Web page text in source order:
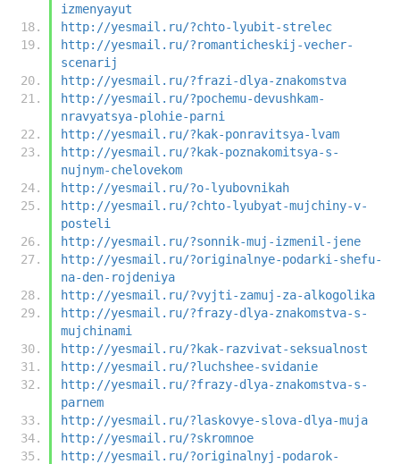
izmenyayut
http://yesmail.ru/?chto-lyubit-strelec
http://yesmail.ru/?romanticheskij-vecher-
scenarij
http://yesmail.ru/?frazi-dlya-znakomstva
http://yesmail.ru/?pochemu-devushkam-
nravyatsya-plohie-parni
http://yesmail.ru/?kak-ponravitsya-lvam
http://yesmail.ru/?kak-poznakomitsya-s-
nujnym-chelovekom
http://yesmail.ru/?o-lyubovnikah
http://yesmail.ru/?chto-lyubyat-mujchiny-v-
posteli
http://yesmail.ru/?sonnik-muj-izmenil-jene
http://yesmail.ru/?originalnye-podarki-shefu-
na-den-rojdeniya
http://yesmail.ru/?vyjti-zamuj-za-alkogolika
http://yesmail.ru/?frazy-dlya-znakomstva-s-
mujchinami
http://yesmail.ru/?kak-razvivat-seksualnost
http://yesmail.ru/?luchshee-svidanie
http://yesmail.ru/?frazy-dlya-znakomstva-s-
parnem
http://yesmail.ru/?laskovye-slova-dlya-muja
http://yesmail.ru/?skromnoe
http://yesmail.ru/?originalnyj-podarok-